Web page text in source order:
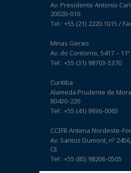
Av. Presidente Antonio
20020-010
Tel : +55 (21) 2220.1015 /
Minas Gerais
Av. do Contorno, 5417 –
Tel : +55 (31) 98703-5370
Curitiba
Alameda Prudente de
80430-220
Tel : +55 (41) 9936-0065
CCIFB Antena Nordeste-
Av. Santos Dumont, nº
CE
Tel : +55 (85) 98206-0505